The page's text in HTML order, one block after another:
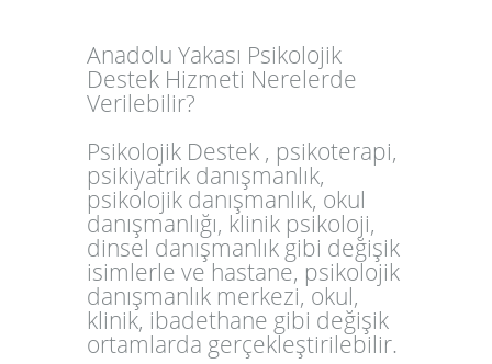
Anadolu Yakası Psikolojik
Destek Hizmeti Nerelerde
Verilebilir?
Psikolojik Destek , psikoterapi,
psikiyatrik danışmanlık,
psikolojik danışmanlık, okul
danışmanlığı, klinik psikoloji,
dinsel danışmanlık gibi değişik
isimlerle ve hastane, psikolojik
danışmanlık merkezi, okul,
klinik, ibadethane gibi değişik
ortamlarda gerçekleştirilebilir.